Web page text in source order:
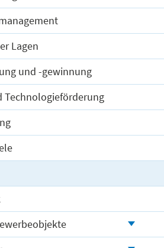
Lagen
und -gewinnung
Technologieförderung